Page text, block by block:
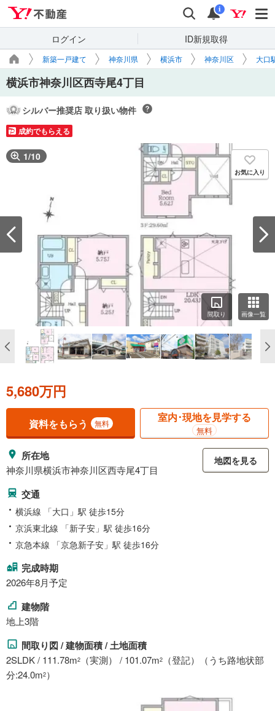
検索 通知
i
ログイン ID新規取得
新築一戸建て 神奈川県 横浜市 神奈川区 大口
横浜市神奈川区西寺尾4丁目
シルバー推奨店 取り扱い物件
成約でもらえる
1/10
お気に入り
間取り 画像一覧
5,680万円
資料をもらう 無料 室内･現地を見学する
無料
所在地
神奈川県横浜市神奈川区西寺尾4丁目
地図を見る
交通
横浜線 「大口」駅 徒歩15分
京浜東北線 「新子安」駅 徒歩16分
京急本線 「京急新子安」駅 徒歩16分
完成時期
2026年8月予定
建物階
地上3階
間取り図 / 建物面積 / 土地面積
2SLDK / 111.78m2 （実測） / 101.07m2
（登記）（うち路地状部
分:24.0m2）